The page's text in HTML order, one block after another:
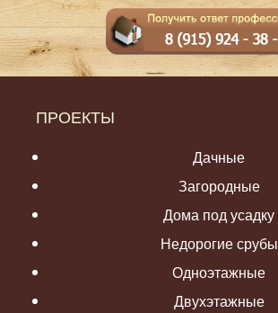
ПРОЕКТЫ
Дачные
Загородные
Дома под усадку
Недорогие срубы
Одноэтажные
Двухэтажные